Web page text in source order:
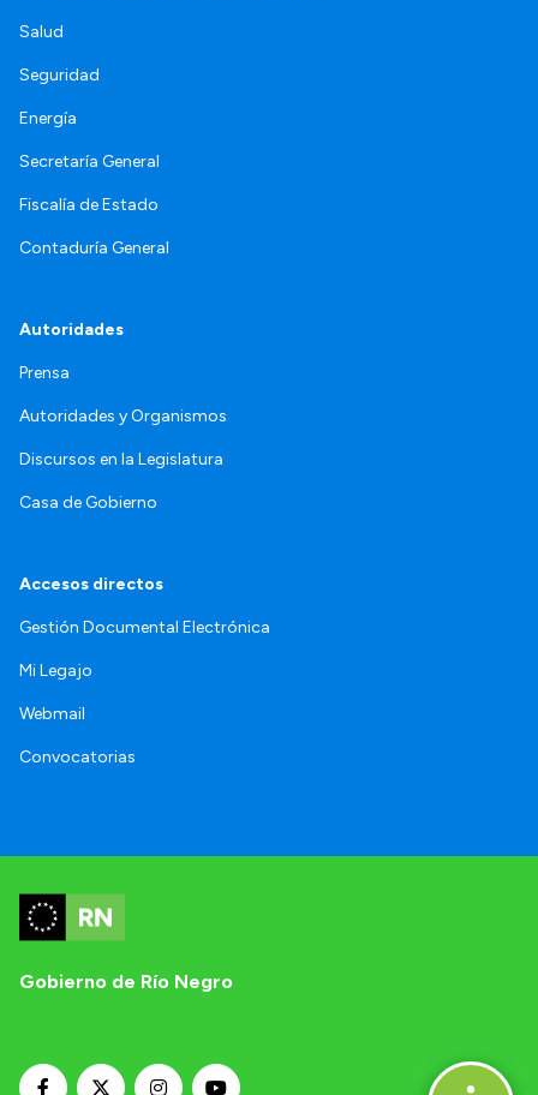
Salud
Seguridad
Energía
Secretaría General
Fiscalía de Estado
Contaduría General
Autoridades
Prensa
Autoridades y Organismos
Discursos en la Legislatura
Casa de Gobierno
Accesos directos
Gestión Documental Electrónica
Mi Legajo
Webmail
Convocatorias
Gobierno de Río Negro